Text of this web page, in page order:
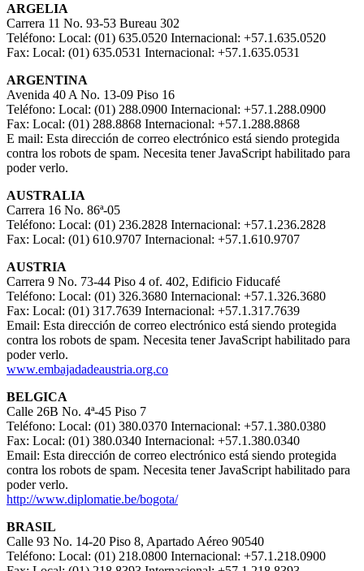
ARGELIA
Carrera 11 No. 93-53 Bureau 302
Teléfono: Local: (01) 635.0520 Internacional: +57.1.635.0520
Fax: Local: (01) 635.0531 Internacional: +57.1.635.0531
ARGENTINA
Avenida 40 A No. 13-09 Piso 16
Teléfono: Local: (01) 288.0900 Internacional: +57.1.288.0900
Fax: Local: (01) 288.8868 Internacional: +57.1.288.8868
E mail: Esta dirección de correo electrónico está siendo protegida
contra los robots de spam. Necesita tener JavaScript habilitado para
poder verlo.
AUSTRALIA
Carrera 16 No. 86ª-05
Teléfono: Local: (01) 236.2828 Internacional: +57.1.236.2828
Fax: Local: (01) 610.9707 Internacional: +57.1.610.9707
AUSTRIA
Carrera 9 No. 73-44 Piso 4 of. 402, Edificio Fiducafé
Teléfono: Local: (01) 326.3680 Internacional: +57.1.326.3680
Fax: Local: (01) 317.7639 Internacional: +57.1.317.7639
Email: Esta dirección de correo electrónico está siendo protegida
contra los robots de spam. Necesita tener JavaScript habilitado para
poder verlo.
www.embajadadeaustria.org.co
BELGICA
Calle 26B No. 4ª-45 Piso 7
Teléfono: Local: (01) 380.0370 Internacional: +57.1.380.0380
Fax: Local: (01) 380.0340 Internacional: +57.1.380.0340
Email: Esta dirección de correo electrónico está siendo protegida
contra los robots de spam. Necesita tener JavaScript habilitado para
poder verlo.
http://www.diplomatie.be/bogota/
BRASIL
Calle 93 No. 14-20 Piso 8, Apartado Aéreo 90540
Teléfono: Local: (01) 218.0800 Internacional: +57.1.218.0900